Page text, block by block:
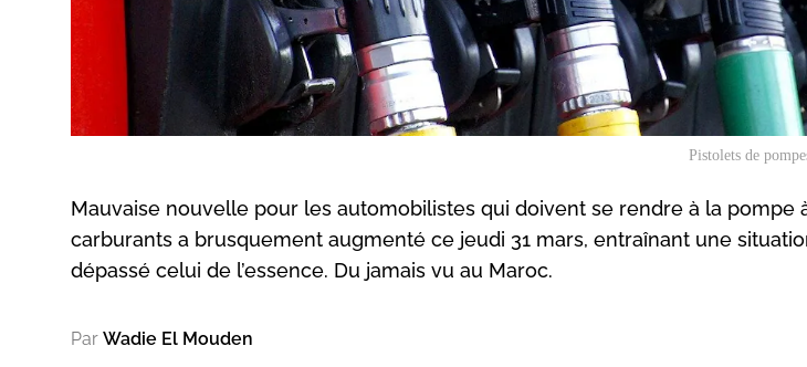
Pistolets de
Mauvaise nouvelle pour les automobilistes qui doivent se rendre à la pompe
carburants a brusquement augmenté ce jeudi 31 mars, entraînant une
dépassé celui de l’essence. Du jamais vu au Maroc.
Par Wadie El Mouden